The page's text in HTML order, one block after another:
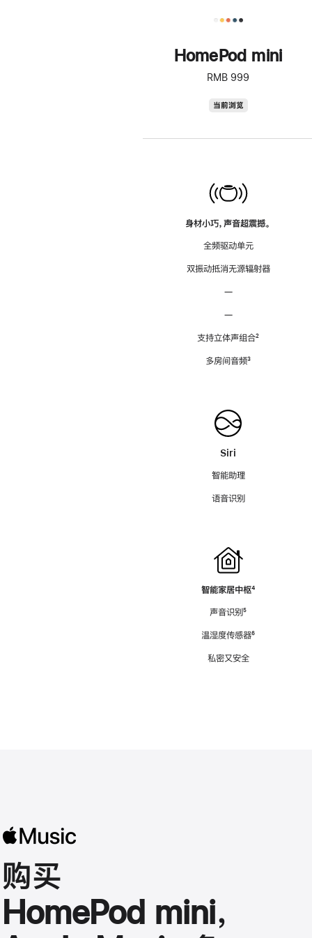
HomePod mini
RMB 999
当前浏览
身材小巧，声音超震撼。
全频驱动单元
双振动抵消无源辐射器
—
—
支持立体声组合脚
²
多房间音频脚
³
Siri
智能助理
语音识别
智能家居中枢脚
⁴
声音识别脚
⁵
温湿度传感器脚
⁶
私密又安全
购买
HomePod mini，